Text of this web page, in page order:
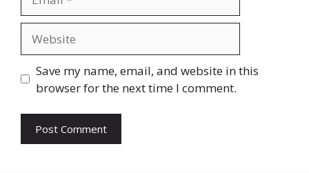
Save my name, email, and website in this
browser for the next time I comment.